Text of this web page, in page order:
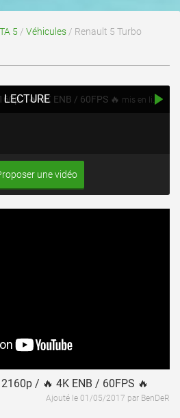
5 / Véhicules / Renault 5 Turbo
/ 🔥 4K ENB / 60FPS 🔥 mis en ligne par BenDeR
LECTURE
une vidéo
/ 🔥 4K ENB / 60FPS 🔥
Ajouté le 01/05/2017 par BenDeR